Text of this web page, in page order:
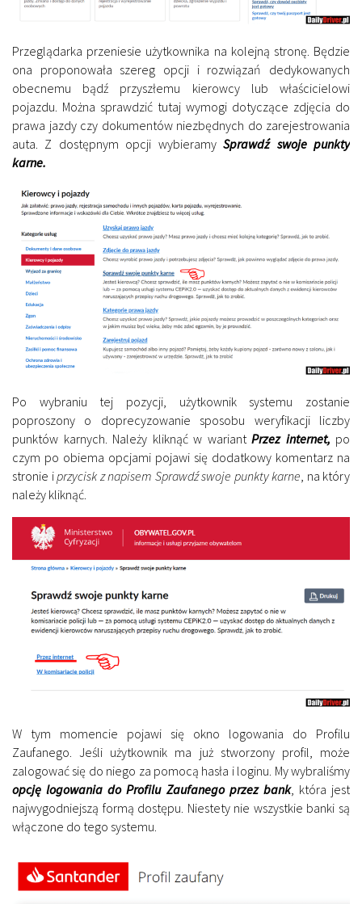
Przeglądarka przeniesie użytkownika na kolejną stronę. Będzie
ona proponowała szereg opcji i rozwiązań dedykowanych
obecnemu bądź przyszłemu kierowcy lub właścicielowi
pojazdu. Można sprawdzić tutaj wymogi dotyczące zdjęcia do
prawa jazdy czy dokumentów niezbędnych do zarejestrowania
auta. Z dostępnym opcji wybieramySprawdź swoje punkty
karne.
Po wybraniu tej pozycji, użytkownik systemu zostanie
poproszony o doprecyzowanie sposobu weryfikacji liczby
punktów karnych. Należy kliknąć w wariant Przez internet, po
czym po obiema opcjami pojawi się dodatkowy komentarz na
stronie iprzycisk z napisem Sprawdź swoje punkty karne, na który
należy kliknąć.
W tym momencie pojawi się okno logowania do Profilu
Zaufanego. Jeśli użytkownik ma już stworzony profil, może
zalogować się do niego za pomocą hasła i loginu. My wybraliśmy
opcję logowania do Profilu Zaufanego przez bank, która jest
najwygodniejszą formą dostępu. Niestety nie wszystkie banki są
włączone do tego systemu.